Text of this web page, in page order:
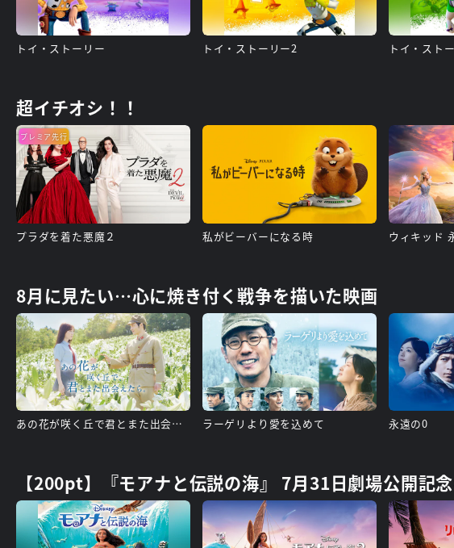
トイ・ストーリー トイ・ストーリー2 トイ・スト
超イチオシ！！
プレミア先行
プラダを着た悪魔２ 私がビーバーになる時 ウィキッド
8月に見たい…心に焼き付く戦争を描いた映画
あの花が咲く丘で君とまた出会えたら ラーゲリより愛を込めて 永遠の0
【200pt】『モアナと伝説の海』 7月31日劇場公開記